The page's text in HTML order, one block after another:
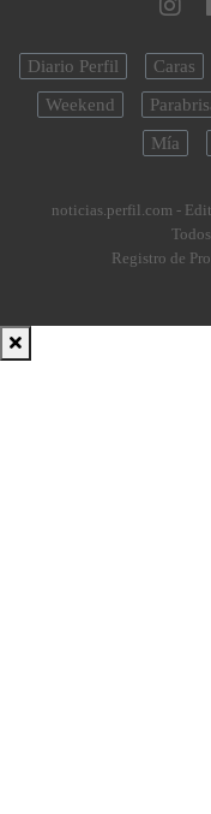
Diario Perfil Caras
Weekend
Mía
noticias.perfil.com -
Registro de